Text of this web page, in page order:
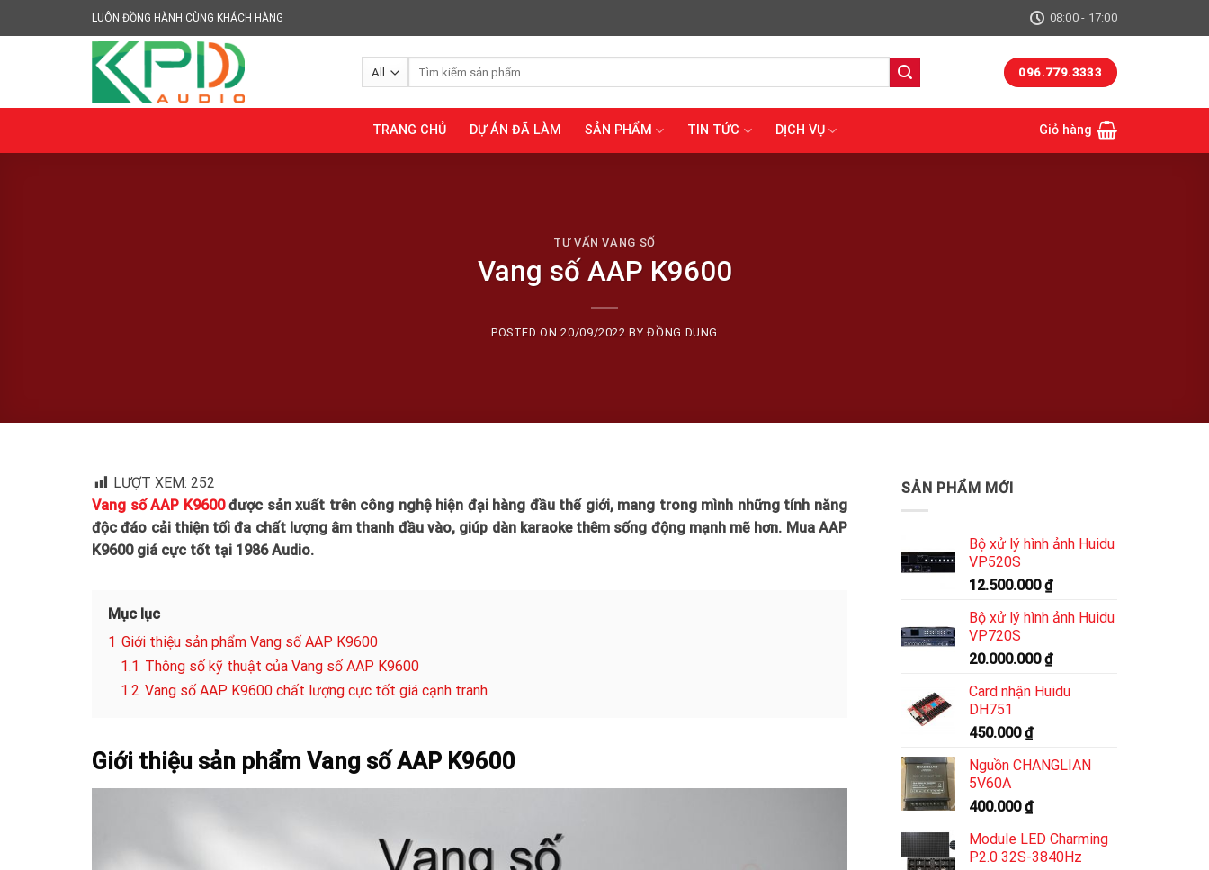
to
LUÔN ĐỒNG HÀNH CÙNG KHÁCH HÀNG 08:00 - 17:00
096.779.3333
TRANG CHỦ DỰ ÁN ĐÃ LÀM SẢN PHẨM TIN TỨC DỊCH VỤ Giỏ hàng
TƯ VẤN VANG SỐ
Vang số AAP K9600
POSTED ON20/09/2022 BYĐỒNG DUNG
LƯỢT XEM: 252
Vang số AAP K9600được sản xuất trên công nghệ hiện đại hàng đầu thế giới, mang trong mình những tính năng
độc đáo cải thiện tối đa chất lượng âm thanh đầu vào, giúp dàn karaoke thêm sống động mạnh mẽ hơn. Mua AAP
K9600 giá cực tốt tại 1986 Audio.
Mục lục
1 Giới thiệu sản phẩm Vang số AAP K9600
1.1 Thông số kỹ thuật của Vang số AAP K9600
1.2 Vang số AAP K9600 chất lượng cực tốt giá cạnh tranh
Giới thiệu sản phẩm Vang số AAP K9600
SẢN PHẨM MỚI
Bộ xử lý hình ảnh Huidu
VP520S
12.500.000₫
Bộ xử lý hình ảnh Huidu
VP720S
20.000.000₫
Card nhận Huidu
DH751
450.000₫
Nguồn CHANGLIAN
5V60A
400.000₫
Module LED Charming
P2.0 32S-3840Hz